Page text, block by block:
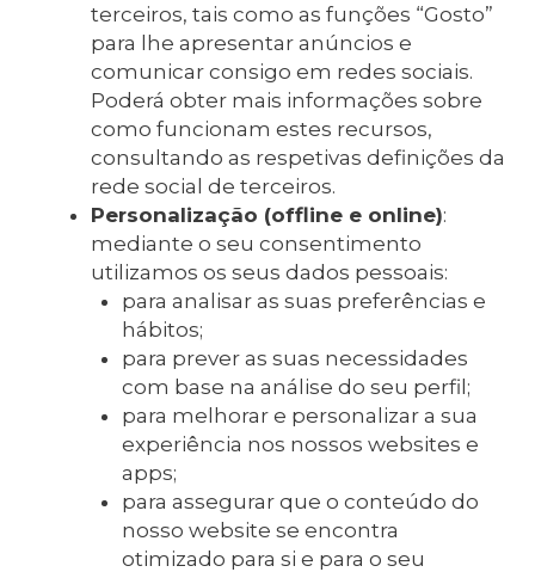
terceiros, tais como as funções “Gosto”
para lhe apresentar anúncios e
comunicar consigo em redes sociais.
Poderá obter mais informações sobre
como funcionam estes recursos,
consultando as respetivas definições da
rede social de terceiros.
Personalização (offline e online):
mediante o seu consentimento
utilizamos os seus dados pessoais:
para analisar as suas preferências e
hábitos;
para prever as suas necessidades
com base na análise do seu perfil;
para melhorar e personalizar a sua
experiência nos nossos websites e
apps;
para assegurar que o conteúdo do
nosso website se encontra
otimizado para si e para o seu